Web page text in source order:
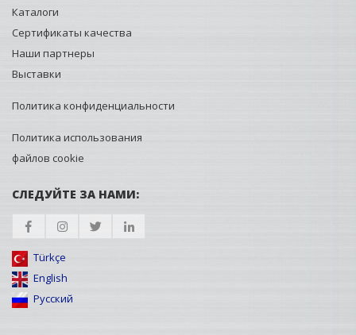
Каталоги
Сертификаты качества
Наши партнеры
Выставки
Политика конфиденциальности
Политика использования
файлов cookie
СЛЕДУЙТЕ ЗА НАМИ:
Türkçe
English
Русский